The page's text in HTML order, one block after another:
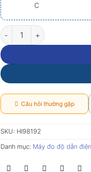
C
Hanna HI98192: Máy đo
Câu hỏi thường gặp
SKU: HI98192
Danh mục: Máy đo độ dẫn điện